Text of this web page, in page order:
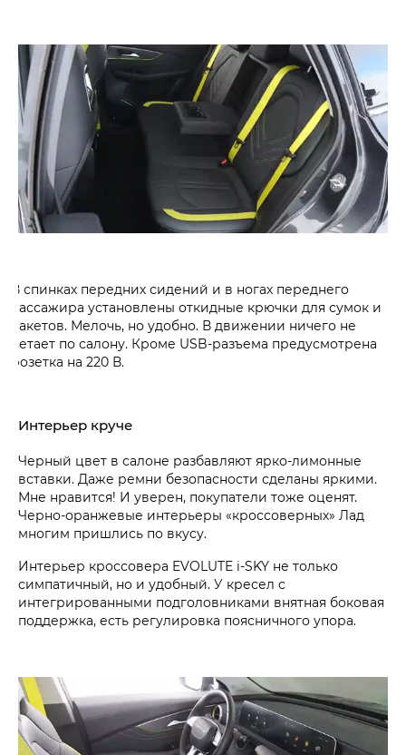
В спинках передних сидений и в ногах переднего
пассажира установлены откидные крючки для сумок и
пакетов. Мелочь, но удобно. В движении ничего не
летает по салону. Кроме USB-разъема предусмотрена
розетка на 220 В.
Интерьер круче
Черный цвет в салоне разбавляют ярко-лимонные
вставки. Даже ремни безопасности сделаны яркими.
Мне нравится! И уверен, покупатели тоже оценят.
Черно-оранжевые интерьеры «кроссоверных» Лад
многим пришлись по вкусу.
Интерьер кроссовера EVOLUTE i‑SKY не только
симпатичный, но и удобный. У кресел с
интегрированными подголовниками внятная боковая
поддержка, есть регулировка поясничного упора.